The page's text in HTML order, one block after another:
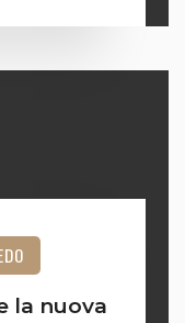
la nuova